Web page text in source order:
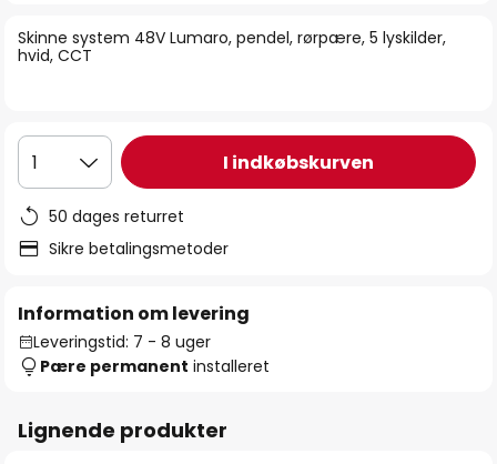
Skinne system 48V Lumaro, pendel, rørpære, 5 lyskilder,
hvid, CCT
1 I indkøbskurven
50 dages returret
Sikre betalingsmetoder
Information om levering
Leveringstid: 7 - 8 uger
Pære permanent installeret
Lignende produkter